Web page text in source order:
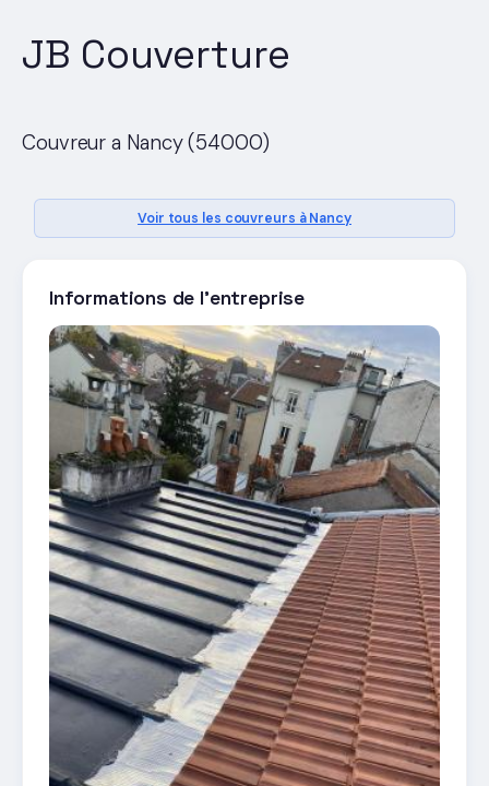
JB Couverture
Couvreur a Nancy (54000)
Voir tous les couvreurs à Nancy
Informations de l'entreprise